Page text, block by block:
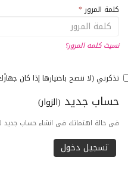
كلمة المرور *
نسيت كلمه المرور؟
تذكرني (لا ننصح باختيارها إذا كان جهازًك مشتركًا)
حساب جديد (الزوار)
فى حالة اهتماتك فى انشاء حساب جديد